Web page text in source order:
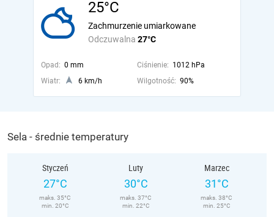
25°C
Odczuwalna 27°C
Zachmurzenie umiarkowane
Opad: 0 mm Ciśnienie: 1012 hPa
Wiatr:
6 km/h Wilgotność: 90%
Sela - średnie temperatury
Styczeń
27°C
maks. 35°C
min. 20°C
Luty
30°C
maks. 37°C
min. 22°C
Marzec
31°C
maks. 38°C
min. 25°C